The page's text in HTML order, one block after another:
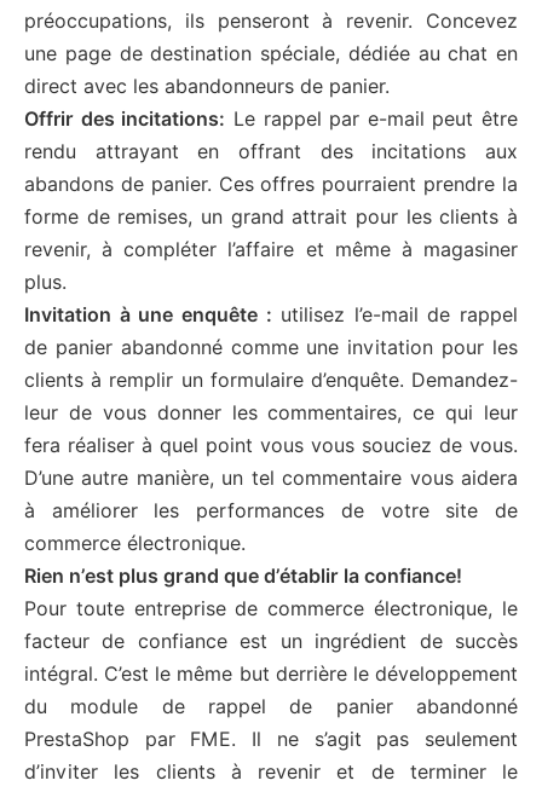
préoccupations, ils penseront à revenir. Concevez
une page de destination spéciale, dédiée au chat en
direct avec les abandonneurs de panier.
Offrir des incitations: Le rappel par e-mail peut être
rendu attrayant en offrant des incitations aux
abandons de panier. Ces offres pourraient prendre la
forme de remises, un grand attrait pour les clients à
revenir, à compléter l’affaire et même à magasiner
plus.
Invitation à une enquête : utilisez l’e-mail de rappel
de panier abandonné comme une invitation pour les
clients à remplir un formulaire d’enquête. Demandez-
leur de vous donner les commentaires, ce qui leur
fera réaliser à quel point vous vous souciez de vous.
D’une autre manière, un tel commentaire vous aidera
à améliorer les performances de votre site de
commerce électronique.
Rien n’est plus grand que d’établir la confiance!
Pour toute entreprise de commerce électronique, le
facteur de confiance est un ingrédient de succès
intégral. C’est le même but derrière le développement
du module de rappel de panier abandonné
PrestaShop par FME. Il ne s’agit pas seulement
d’inviter les clients à revenir et de terminer le